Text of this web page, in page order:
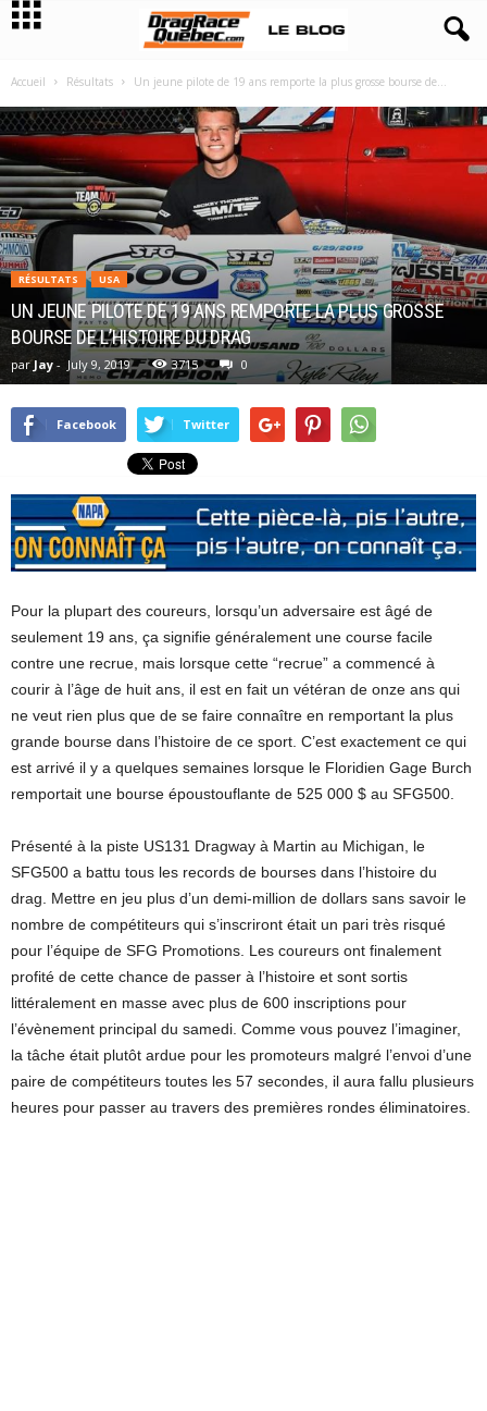
Accueil Résultats Un jeune pilote de 19 ans remporte la plus grosse bourse de...
RÉSULTATS USA
UN JEUNE PILOTE DE 19 ANS REMPORTE LA PLUS GROSSE
BOURSE DE L’HISTOIRE DU DRAG
par Jay - July 9, 2019 3715 0
Facebook Twitter
Pour la plupart des coureurs, lorsqu’un adversaire est âgé de
seulement 19 ans, ça signifie généralement une course facile
contre une recrue, mais lorsque cette “recrue” a commencé à
courir à l’âge de huit ans, il est en fait un vétéran de onze ans qui
ne veut rien plus que de se faire connaître en remportant la plus
grande bourse dans l’histoire de ce sport. C’est exactement ce qui
est arrivé il y a quelques semaines lorsque le Floridien Gage Burch
remportait une bourse époustouflante de 525 000 $ au SFG500.
Présenté à la piste US131 Dragway à Martin au Michigan, le
SFG500 a battu tous les records de bourses dans l’histoire du
drag. Mettre en jeu plus d’un demi-million de dollars sans savoir le
nombre de compétiteurs qui s’inscriront était un pari très risqué
pour l’équipe de SFG Promotions. Les coureurs ont finalement
profité de cette chance de passer à l’histoire et sont sortis
littéralement en masse avec plus de 600 inscriptions pour
l’évènement principal du samedi. Comme vous pouvez l’imaginer,
la tâche était plutôt ardue pour les promoteurs malgré l’envoi d’une
paire de compétiteurs toutes les 57 secondes, il aura fallu plusieurs
heures pour passer au travers des premières rondes éliminatoires.